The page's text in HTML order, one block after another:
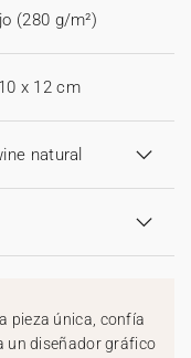
(280 g/m²)
x 12 cm
natural
pieza única, confía
un diseñador gráfico